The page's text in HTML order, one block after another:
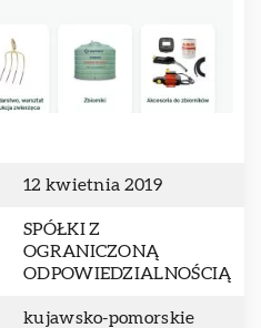
12 kwietnia 2019
SPÓŁKI Z
OGRANICZONĄ
ODPOWIEDZIALNOŚCIĄ
kujawsko-pomorskie